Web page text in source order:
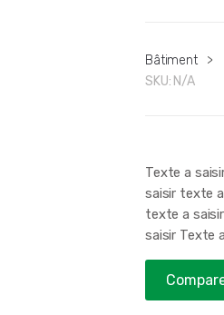
Bâtiment >
SKU: N/A
Texte a
saisir texte
texte a
saisir Texte